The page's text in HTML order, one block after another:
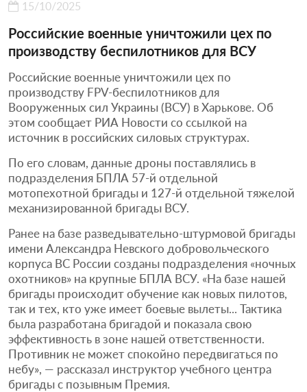
15/10/2025
Российские военные уничтожили цех по
производству беспилотников для ВСУ
Российские военные уничтожили цех по
производству FPV-беспилотников для
Вооруженных сил Украины (ВСУ) в Харькове. Об
этом сообщает РИА Новости со ссылкой на
источник в российских силовых структурах.
По его словам, данные дроны поставлялись в
подразделения БПЛА 57-й отдельной
мотопехотной бригады и 127-й отдельной тяжелой
механизированной бригады ВСУ.
Ранее на базе разведывательно-штурмовой бригады
имени Александра Невского добровольческого
корпуса ВС России созданы подразделения «ночных
охотников» на крупные БПЛА ВСУ. «На базе нашей
бригады происходит обучение как новых пилотов,
так и тех, кто уже имеет боевые вылеты... Тактика
была разработана бригадой и показала свою
эффективность в зоне нашей ответственности.
Противник не может спокойно передвигаться по
небу», — рассказал инструктор учебного центра
бригады с позывным Премия.